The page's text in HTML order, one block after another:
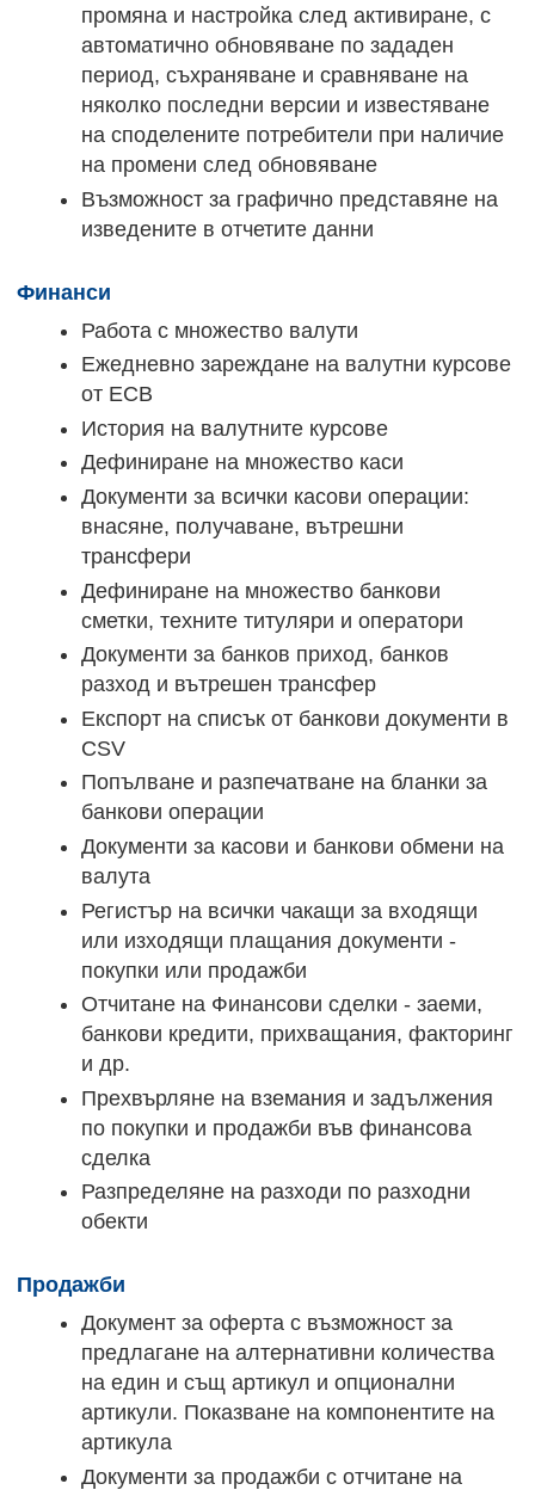
промяна и настройка след активиране, с
автоматично обновяване по зададен
период, съхраняване и сравняване на
няколко последни версии и известяване
на споделените потребители при наличие
на промени след обновяване
Възможност за графично представяне на
изведените в отчетите данни
Финанси
Работа с множество валути
Ежедневно зареждане на валутни курсове
от ECB
История на валутните курсове
Дефиниране на множество каси
Документи за всички касови операции:
внасяне, получаване, вътрешни
трансфери
Дефиниране на множество банкови
сметки, техните титуляри и оператори
Документи за банков приход, банков
разход и вътрешен трансфер
Експорт на списък от банкови документи в
CSV
Попълване и разпечатване на бланки за
банкови операции
Документи за касови и банкови обмени на
валута
Регистър на всички чакащи за входящи
или изходящи плащания документи -
покупки или продажби
Отчитане на Финансови сделки - заеми,
банкови кредити, прихващания, факторинг
и др.
Прехвърляне на вземания и задължения
по покупки и продажби във финансова
сделка
Разпределяне на разходи по разходни
обекти
Продажби
Документ за оферта с възможност за
предлагане на алтернативни количества
на един и същ артикул и опционални
артикули. Показване на компонентите на
артикула
Документи за продажби с отчитане на